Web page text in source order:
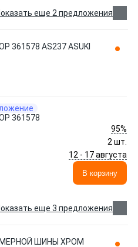
еще 2 предложения
361578 AS237 ASUKI
361578
95%
2 шт.
12 - 17 августа
В корзину
еще 3 предложения
ШИНЫ ХРОМ